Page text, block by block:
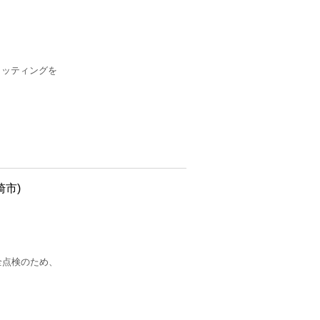
ティングを
市)
検のため、